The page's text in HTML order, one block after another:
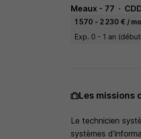
Meaux - 77
1 570 - 2 230 € /
Exp. 0 - 1 an
Les missions
Le technicien
systèmes